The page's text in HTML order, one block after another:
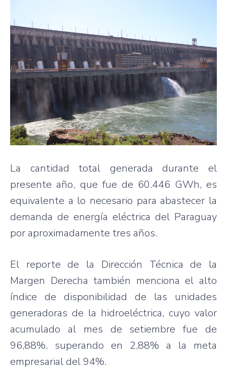
La cantidad total generada durante el
presente año, que fue de 60.446 GWh, es
equivalente a lo necesario para abastecer la
demanda de energía eléctrica del Paraguay
por aproximadamente tres años.
El reporte de la Dirección Técnica de la
Margen Derecha también menciona el alto
índice de disponibilidad de las unidades
generadoras de la hidroeléctrica, cuyo valor
acumulado al mes de setiembre fue de
96,88%, superando en 2,88% a la meta
empresarial del 94%.